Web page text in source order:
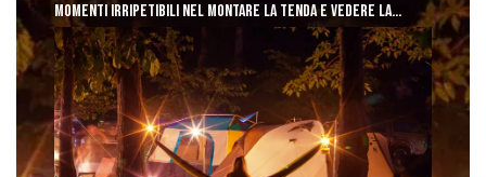
momenti irripetibili nel montare la tenda e vedere la
fiamma che sale dal falò mentre il sole tramonta dorato
all’orizzonte. Un gran numero di persone vivono tutta la
loro vita senza aver mai dormito sotto le stelle. Tu, cosa
aspetti?